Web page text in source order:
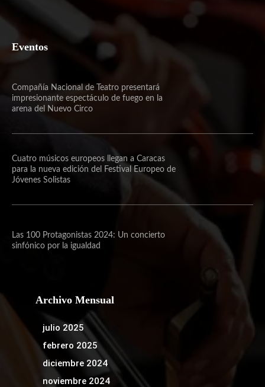
Eventos
Compañía Nacional de Teatro presentará
impresionante espectáculo de fuego en la
arena del Nuevo Circo
Cuatro músicos europeos llegan a Caracas
para la nueva edición del Festival Europeo de
Jóvenes Solistas
Las 100 Protagonistas 2024: Un concierto
sinfónico por la igualdad
Archivo Mensual
julio 2025
febrero 2025
diciembre 2024
noviembre 2024